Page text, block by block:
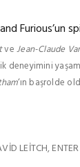
Furious’un
veJean-Claude
‘ın başrolde
LEITCH,